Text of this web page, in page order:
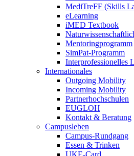
MediTreFF (Skills
eLearning
iMED Textbook
Mentoringprogramm
SimPat-Programm
Interprofessionelles
Internationales
Outgoing Mobility
Incoming Mobility
Partnerhochschulen
EUGLOH
Kontakt & Beratung
Campusleben
Campus-Rundgang
Essen & Trinken
UKE-Card